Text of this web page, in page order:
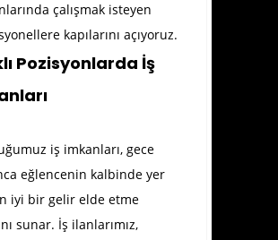
çalışmak isteyen
kapılarını açıyoruz.
Pozisyonlarda İş
iş imkanları, gece
eğlencenin kalbinde yer
iyi bir gelir elde etme
sunar. İş ilanlarımız,